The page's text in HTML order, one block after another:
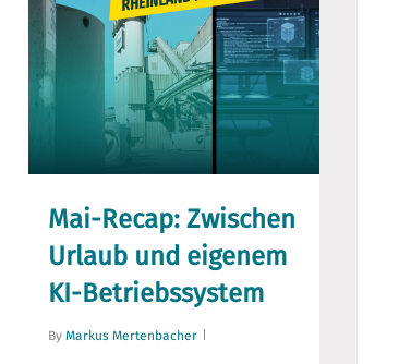
Mai-Recap: Zwischen
Urlaub und eigenem
KI-Betriebssystem
By Markus Mertenbacher